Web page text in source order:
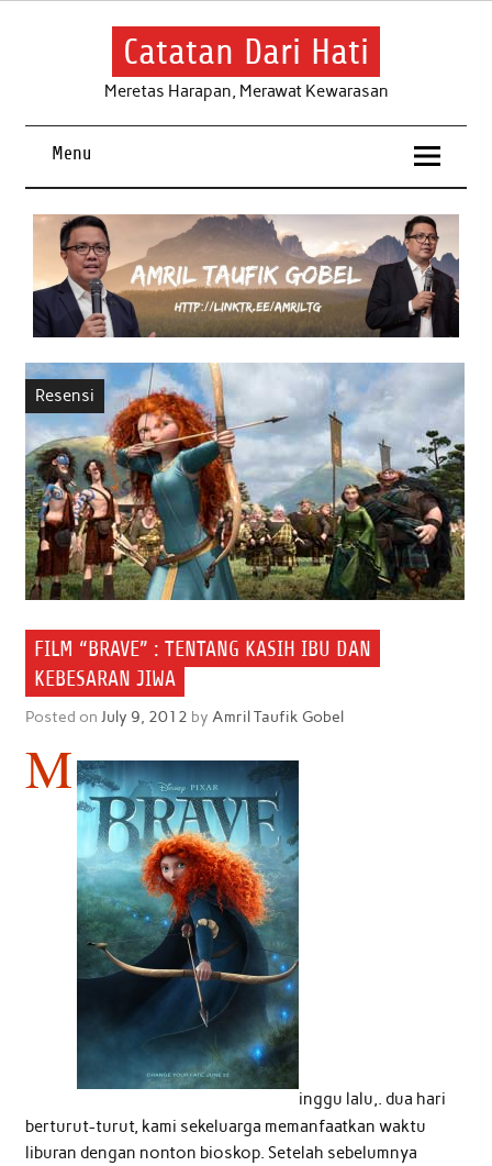
Skip
Catatan Dari Hati
Meretas Harapan, Merawat Kewarasan
Menu
Resensi
FILM “BRAVE” : TENTANG KASIH IBU DAN
KEBESARAN JIWA
Posted on July 9, 2012 by Amril Taufik Gobel
M
inggu lalu,. dua hari
berturut-turut, kami sekeluarga memanfaatkan waktu
liburan dengan nonton bioskop. Setelah sebelumnya